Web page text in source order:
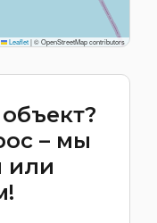
Leaflet|© OpenStreetMap contributors
– мы
или